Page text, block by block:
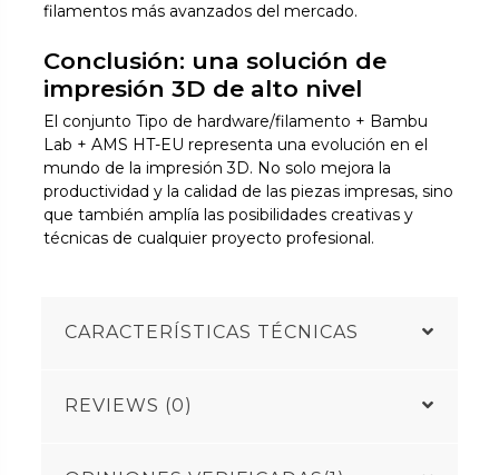
filamentos más avanzados del mercado.
Conclusión: una solución de
impresión 3D de alto nivel
El conjunto Tipo de hardware/filamento + Bambu
Lab + AMS HT-EU representa una evolución en el
mundo de la impresión 3D. No solo mejora la
productividad y la calidad de las piezas impresas, sino
que también amplía las posibilidades creativas y
técnicas de cualquier proyecto profesional.
CARACTERÍSTICAS TÉCNICAS
REVIEWS (0)